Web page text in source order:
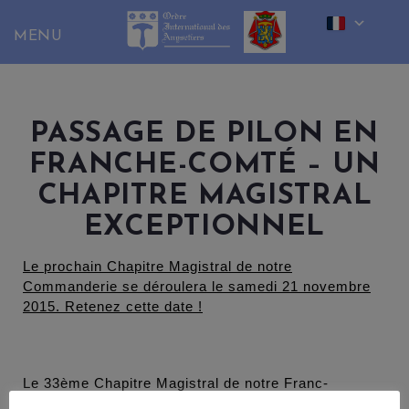
content
PASSAGE DE PILON EN
FRANCHE-COMTÉ – UN
CHAPITRE MAGISTRAL
EXCEPTIONNEL
Le prochain Chapitre Magistral de notre
Commanderie se déroulera le samedi 21 novembre
2015. Retenez cette date !
Le 33ème Chapitre Magistral de notre Franc-